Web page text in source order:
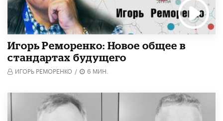
Игорь Реморенко: Новое общее в
стандартах будущего
ИГОРЬ РЕМОРЕНКО / 6 МИН.